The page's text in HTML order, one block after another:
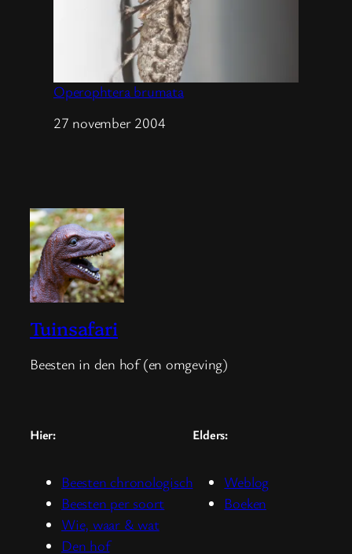
Operophtera brumata
Datum
27 november 2004
Tuinsafari
Beesten in den hof (en omgeving)
Hier:
Beesten chronologisch
Beesten per soort
Wie, waar & wat
Den hof
Elders:
Weblog
Boeken